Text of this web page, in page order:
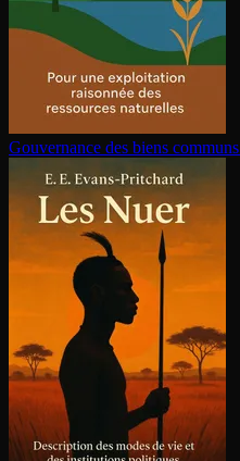
Gouvernance des biens communs